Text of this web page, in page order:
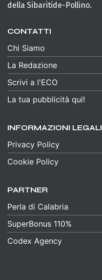
della Sibaritide-Pollino.
CONTATTI
Chi Siamo
La Redazione
Scrivi a l'ECO
La tua pubblicità qui!
INFORMAZIONI LEGALI
Privacy Policy
Cookie Policy
PARTNER
Perla di Calabria
SuperBonus 110%
Codex Agency